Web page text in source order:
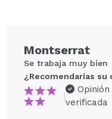
Montserrat
Se trabaja muy bien
¿Recomendarías su
|
Opinión
verificada